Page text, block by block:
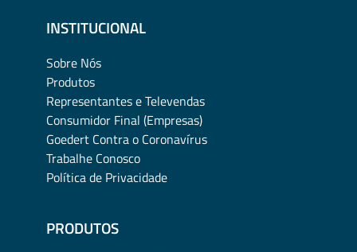
INSTITUCIONAL
Sobre Nós
Produtos
Representantes e Televendas
Consumidor Final (Empresas)
Goedert Contra o Coronavírus
Trabalhe Conosco
Política de Privacidade
PRODUTOS